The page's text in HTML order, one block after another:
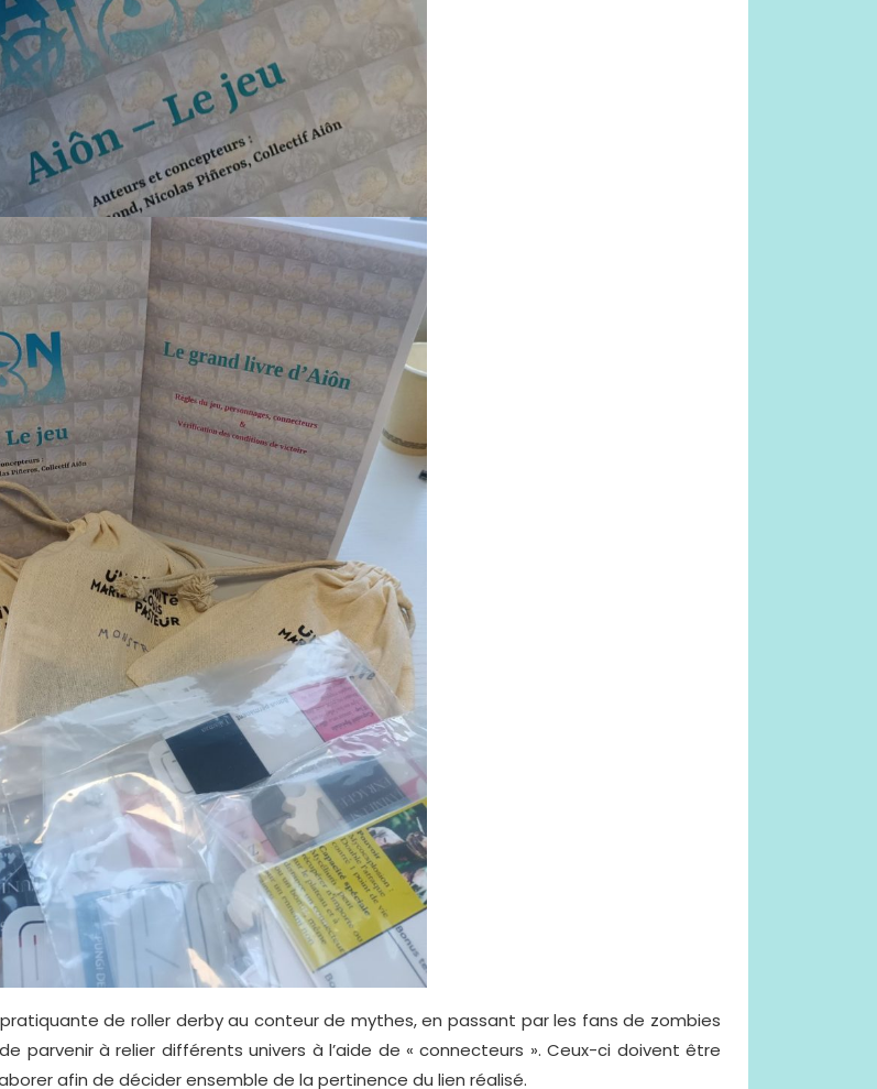
de roller derby au conteur de mythes, en passant par les fans de zombies
parvenir à relier différents univers à l’aide de « connecteurs ». Ceux-ci doivent être
afin de décider ensemble de la pertinence du lien réalisé.